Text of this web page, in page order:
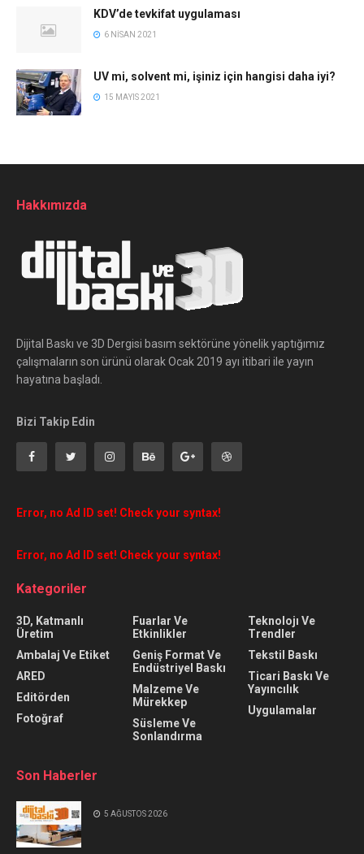
KDV’de tevkifat uygulaması
6 NISAN 2021
UV mi, solvent mi, işiniz için hangisi daha iyi?
15 MAYIS 2021
Hakkımızda
Dijital Baskı ve 3D Dergisi basım sektörüne yönelik yaptığımız
çalışmaların son ürünü olarak Ocak 2019 ayı itibari ile yayın
hayatına başladı.
Bizi Takip Edin
Error, no Ad ID set! Check your syntax!
Error, no Ad ID set! Check your syntax!
Kategoriler
3D, Katmanlı
Üretim
Ambalaj Ve Etiket
ARED
Editörden
Fotoğraf
Fuarlar Ve
Etkinlikler
Geniş Format Ve
Endüstriyel Baskı
Malzeme Ve
Mürekkep
Süsleme Ve
Sonlandırma
Teknolojı Ve
Trendler
Tekstil Baskı
Ticari Baskı Ve
Yayıncılık
Uygulamalar
Son Haberler
5 AĞUSTOS 2026